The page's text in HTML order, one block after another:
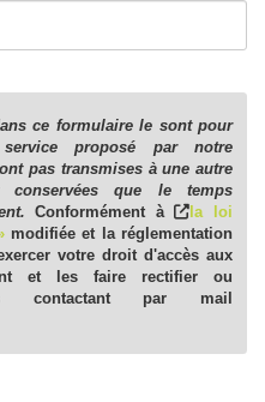
ce formulaire le sont pour
proposé par notre
pas transmises à une autre
que le temps
Conformément à
la loi
modifiée et la réglementation
votre droit d'accès aux
et les faire rectifier ou
contactant par mail